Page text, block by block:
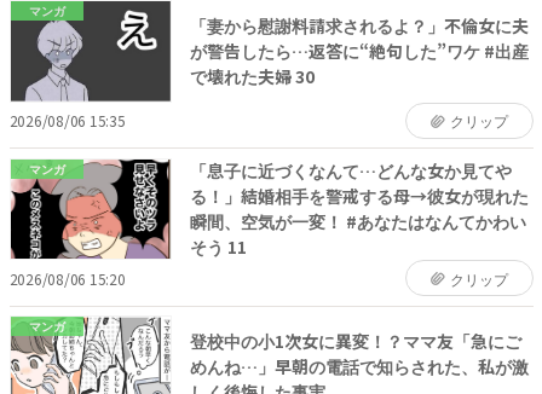
マンガ
「妻から慰謝料請求されるよ？」不倫女に夫
が警告したら…返答に“絶句した”ワケ #出産
で壊れた夫婦 30
2026/08/06 15:35 クリップ
マンガ
「息子に近づくなんて…どんな女か見てや
る！」結婚相手を警戒する母→彼女が現れた
瞬間、空気が一変！ #あなたはなんてかわい
そう 11
2026/08/06 15:20 クリップ
マンガ
登校中の小1次女に異変！？ママ友「急にご
めんね…」早朝の電話で知らされた、私が激